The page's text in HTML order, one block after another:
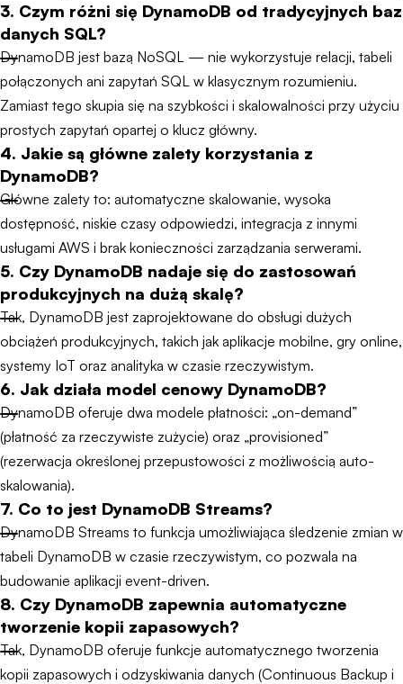
3. Czym różni się DynamoDB od tradycyjnych baz
danych SQL?
DynamoDB jest bazą NoSQL — nie wykorzystuje relacji, tabeli
połączonych ani zapytań SQL w klasycznym rozumieniu.
Zamiast tego skupia się na szybkości i skalowalności przy użyciu
prostych zapytań opartej o klucz główny.
4. Jakie są główne zalety korzystania z
DynamoDB?
Główne zalety to: automatyczne skalowanie, wysoka
dostępność, niskie czasy odpowiedzi, integracja z innymi
usługami AWS i brak konieczności zarządzania serwerami.
5. Czy DynamoDB nadaje się do zastosowań
produkcyjnych na dużą skalę?
Tak, DynamoDB jest zaprojektowane do obsługi dużych
obciążeń produkcyjnych, takich jak aplikacje mobilne, gry online,
systemy IoT oraz analityka w czasie rzeczywistym.
6. Jak działa model cenowy DynamoDB?
DynamoDB oferuje dwa modele płatności: „on-demand”
(płatność za rzeczywiste zużycie) oraz „provisioned”
(rezerwacja określonej przepustowości z możliwością auto-
skalowania).
7. Co to jest DynamoDB Streams?
DynamoDB Streams to funkcja umożliwiająca śledzenie zmian w
tabeli DynamoDB w czasie rzeczywistym, co pozwala na
budowanie aplikacji event-driven.
8. Czy DynamoDB zapewnia automatyczne
tworzenie kopii zapasowych?
Tak, DynamoDB oferuje funkcje automatycznego tworzenia
kopii zapasowych i odzyskiwania danych (Continuous Backup i